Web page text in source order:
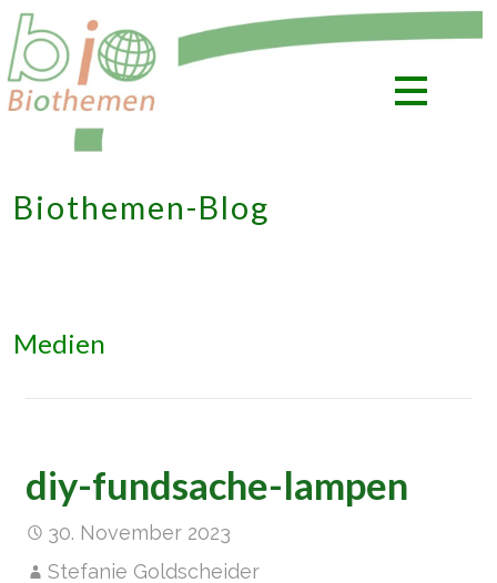
Zum
Inhalt
springen
Biothemen-Blog
Medien
diy-fundsache-lampen
30. November 2023
Stefanie Goldscheider